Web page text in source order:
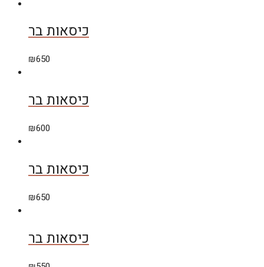
כיסאות בר
₪650
כיסאות בר
₪600
כיסאות בר
₪650
כיסאות בר